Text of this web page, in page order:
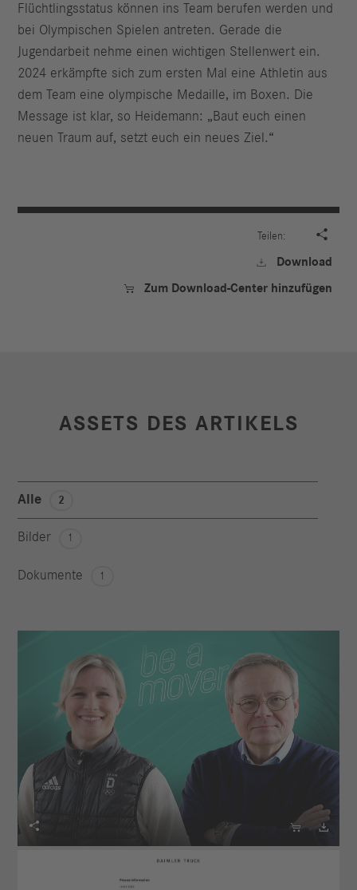
Flüchtlingsstatus können ins Team berufen werden und
bei Olympischen Spielen antreten. Gerade die
Jugendarbeit nehme einen wichtigen Stellenwert ein.
2024 erkämpfte sich zum ersten Mal eine Athletin aus
dem Team eine olympische Medaille, im Boxen. Die
Message ist klar, so Heidemann: „Baut euch einen
neuen Traum auf, setzt euch ein neues Ziel.“
Teilen: 
 Download
 Zum Download-Center hinzufügen
ASSETS DES ARTIKELS
Alle 2
Bilder 1
Dokumente 1
  